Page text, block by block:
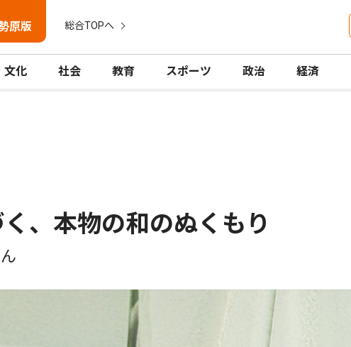
原版 総合TOPへ
文化 社会 教育 スポーツ 政治 経済
、本物の和のぬくもり